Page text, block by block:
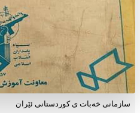
سازمانی خەبات ی كوردستانی ئێران